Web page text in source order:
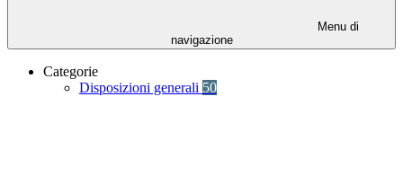
Menu di
navigazione
Categorie
Disposizioni generali 50